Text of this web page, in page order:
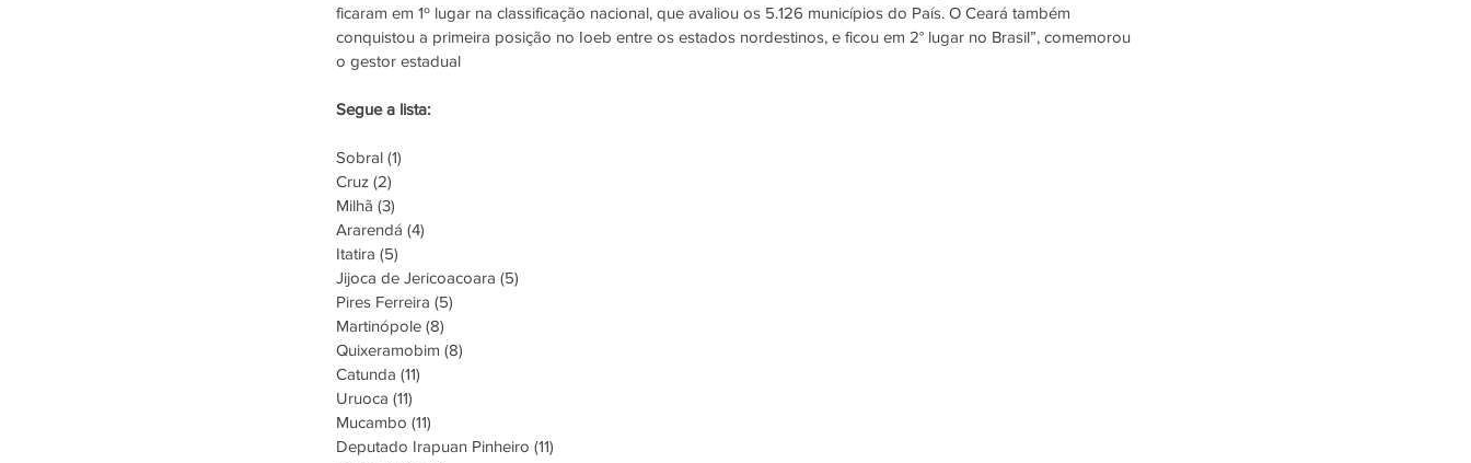
ficaram em 1º lugar na classificação nacional, que avaliou os 5.126 municípios do País. O Ceará também
conquistou a primeira posição no Ioeb entre os estados nordestinos, e ficou em 2° lugar no Brasil”, comemorou
o gestor estadual
Segue a lista:
Sobral (1)
Cruz (2)
Milhã (3)
Ararendá (4)
Itatira (5)
Jijoca de Jericoacoara (5)
Pires Ferreira (5)
Martinópole (8)
Quixeramobim (8)
Catunda (11)
Uruoca (11)
Mucambo (11)
Deputado Irapuan Pinheiro (11)